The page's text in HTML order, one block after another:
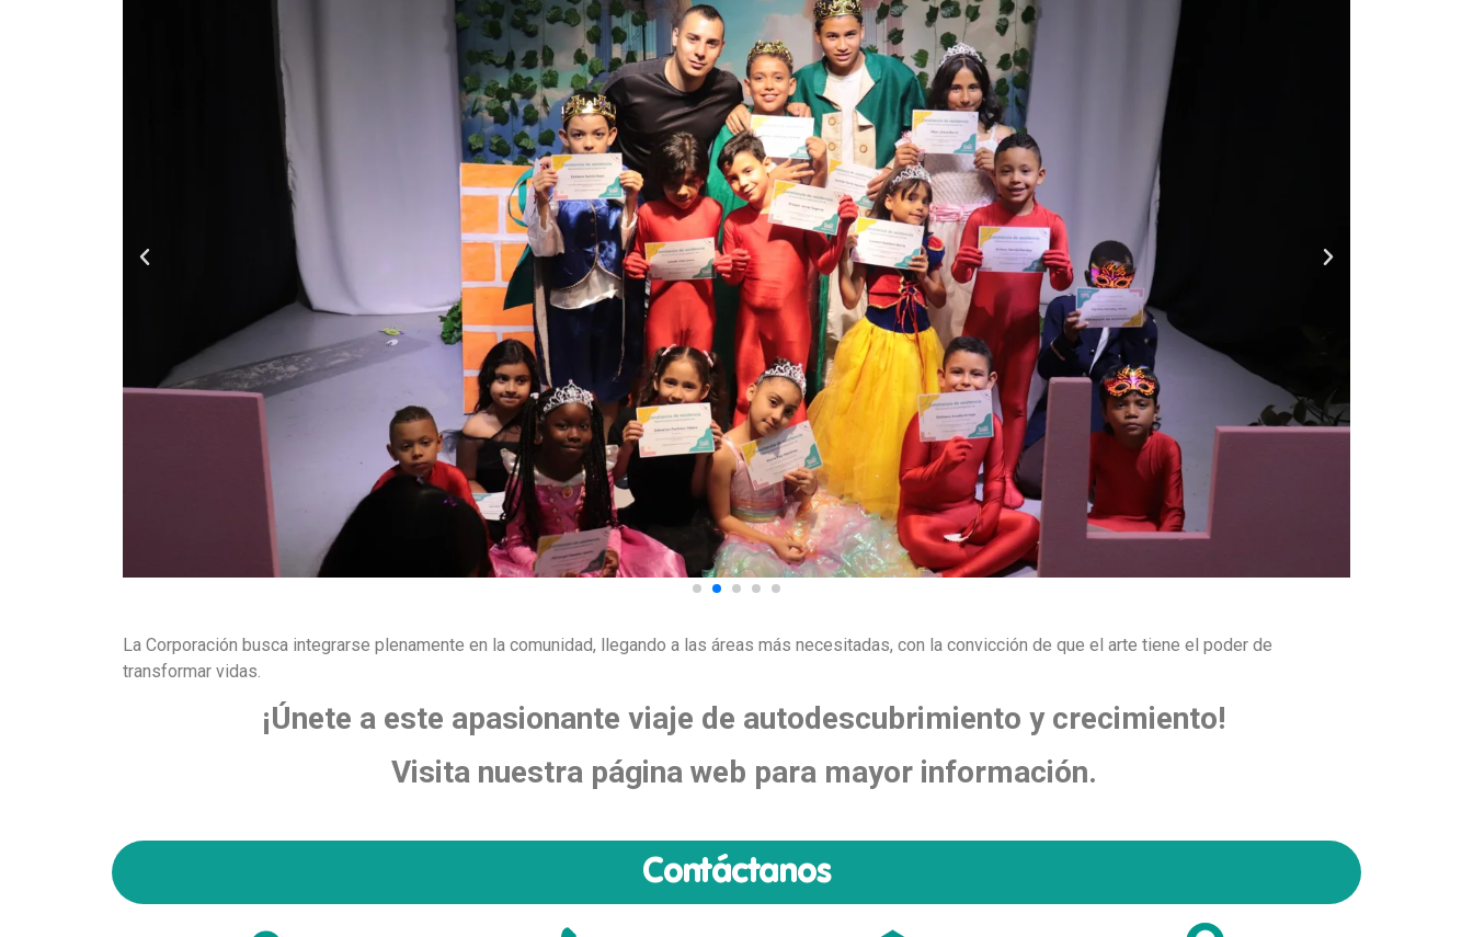
La Corporación busca integrarse plenamente en la comunidad, llegando a las áreas más necesitadas, con la convicción de que el arte tiene el poder de
transformar vidas.
¡Únete a este apasionante viaje de autodescubrimiento y crecimiento!
Visita nuestra página web para mayor información.
Contáctanos